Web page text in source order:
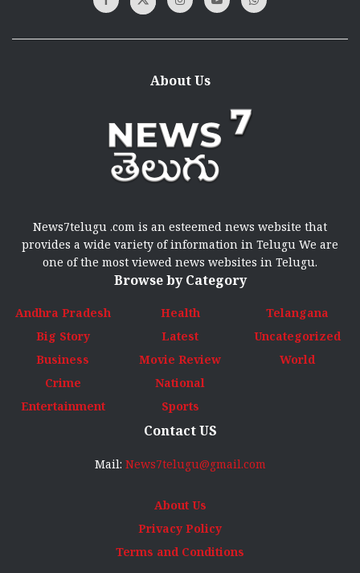
About Us
News7telugu .com is an esteemed news website that
provides a wide variety of information in Telugu We are
one of the most viewed news websites in Telugu.
Browse by Category
Andhra Pradesh
Big Story
Business
Crime
Entertainment
Health
Latest
Movie Review
National
Sports
Telangana
Uncategorized
World
Contact US
Mail: News7telugu@gmail.com
About Us
Privacy Policy
Terms and Conditions